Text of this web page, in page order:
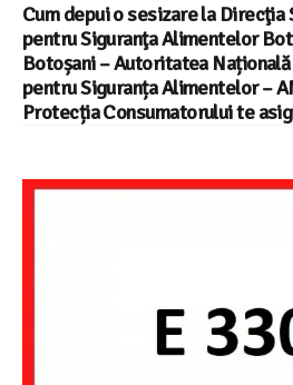
Cum depui o sesizare la Direcţia
pentru Siguranţa Alimentelor
Botoșani – Autoritatea
pentru Siguranța Alimentelor –
Protecția Consumatorului te